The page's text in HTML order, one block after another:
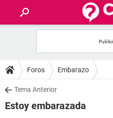
FOROS
SALUD
FAMILIA
Foros Embarazo
Tema Anterior
Estoy embarazada